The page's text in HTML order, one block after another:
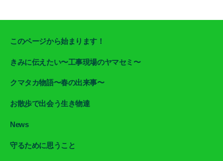
このページから始まります！
きみに伝えたい〜工事現場のヤマセミ〜
クマタカ物語〜春の出来事〜
お散歩で出会う生き物達
News
守るために思うこと